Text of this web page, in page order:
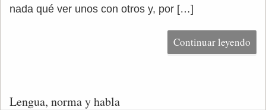
nada qué ver unos con otros y, por […]
Continuar leyendo
Lengua, norma y habla